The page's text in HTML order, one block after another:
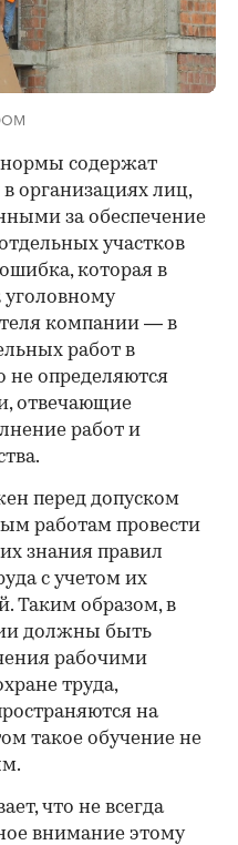
содержат
организациях лиц,
за обеспечение
участков
которая в
компании — в
работ в
не определяются
отвечающие
работ и
перед допуском
работам провести
знания правил
с учетом их
Таким образом, в
должны быть
рабочими
труда,
на
такое обучение не
что не всегда
внимание этому